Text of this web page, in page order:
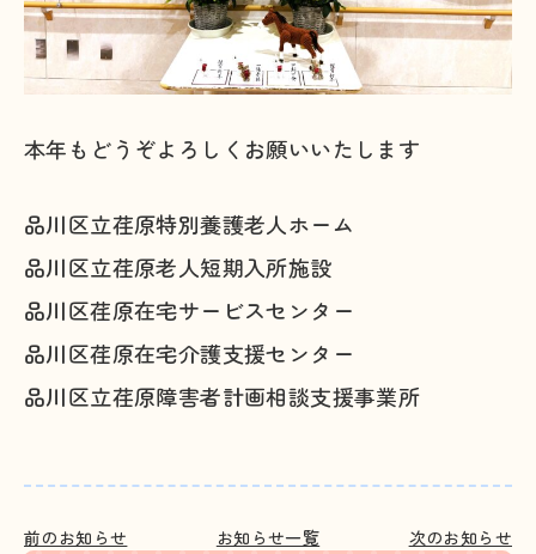
本年もどうぞよろしくお願いいたします
品川区立荏原特別養護老人ホーム
品川区立荏原老人短期入所施設
品川区荏原在宅サービスセンター
品川区荏原在宅介護支援センター
品川区立荏原障害者計画相談支援事業所
前のお知らせ お知らせ一覧 次のお知らせ